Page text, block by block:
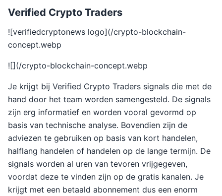
Verified Crypto Traders
![verifiedcryptonews logo](/crypto-blockchain-
concept.webp
![](/crypto-blockchain-concept.webp
Je krijgt bij Verified Crypto Traders signals die met de
hand door het team worden samengesteld. De signals
zijn erg informatief en worden vooral gevormd op
basis van technische analyse. Bovendien zijn de
adviezen te gebruiken op basis van kort handelen,
halflang handelen of handelen op de lange termijn. De
signals worden al uren van tevoren vrijgegeven,
voordat deze te vinden zijn op de gratis kanalen. Je
krijgt met een betaald abonnement dus een enorm